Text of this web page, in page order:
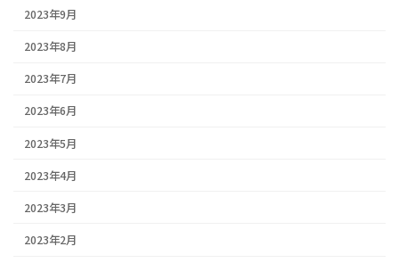
2023年9月
2023年8月
2023年7月
2023年6月
2023年5月
2023年4月
2023年3月
2023年2月